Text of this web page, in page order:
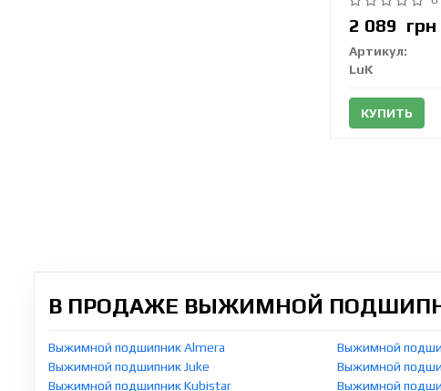
2 089 грн
Артикул:
LuK
КУПИТЬ
В ПРОДАЖЕ ВЫЖИМНОЙ
Выжимной подшипник Almera
Выжимной подшипник Juke
Выжимной подшипник Kubistar
Выжимной
Выжимной
Выжимной